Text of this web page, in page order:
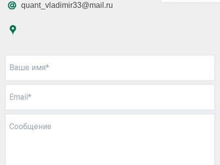
quant_vladimir33@mail.ru
Ваше имя*
Email*
Сообщение